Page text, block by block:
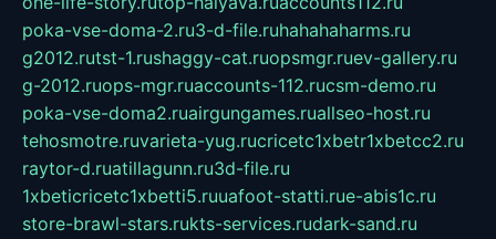
poka-vse-doma-2.ru3-d-file.ruhahahaharms.ru
g2012.rutst-1.rushaggy-cat.ruopsmgr.ruev-gallery.ru
g-2012.ruops-mgr.ruaccounts-112.rucsm-demo.ru
poka-vse-doma2.ruairgungames.ruallseo-host.ru
tehosmotre.ruvarieta-yug.rucricetc1xbetr1xbetcc2.ru
raytor-d.ruatillagunn.ru3d-file.ru
1xbeticricetc1xbetti5.ruuafoot-statti.rue-abis1c.ru
store-brawl-stars.rukts-services.rudark-sand.ru